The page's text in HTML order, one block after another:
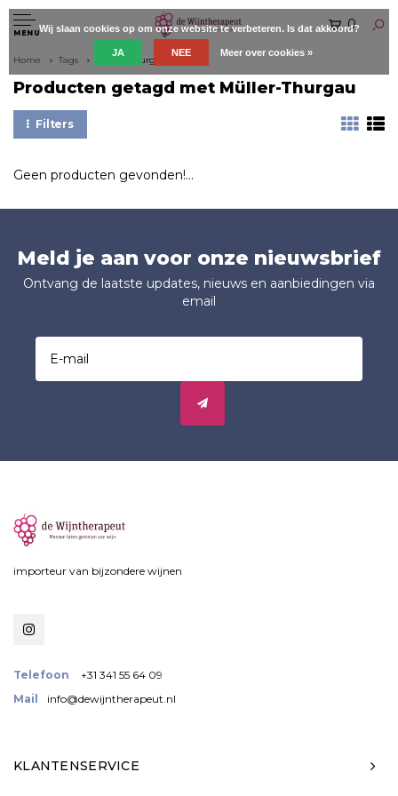
MENU
0
Home Tags Müller-Thurgau
Producten getagd met Müller-Thurgau
Filters
Geen producten gevonden!...
Meld je aan voor onze nieuwsbrief
Ontvang de laatste updates, nieuws en aanbiedingen via
email
importeur van bijzondere wijnen
Telefoon
+31 341 55 64 09
Mail
info@dewijntherapeut.nl
KLANTENSERVICE
Wij slaan cookies op om onze website te verbeteren. Is dat akkoord?
JA NEE Meer over cookies »